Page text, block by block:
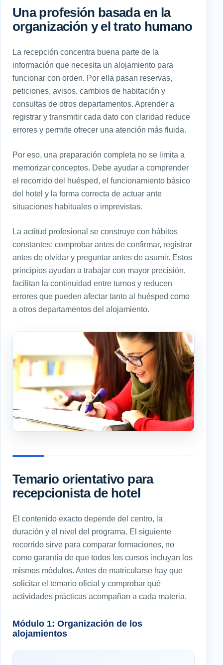
Una profesión basada en la
organización y el trato humano
La recepción concentra buena parte de la
información que necesita un alojamiento para
funcionar con orden. Por ella pasan reservas,
peticiones, avisos, cambios de habitación y
consultas de otros departamentos. Aprender a
registrar y transmitir cada dato con claridad reduce
errores y permite ofrecer una atención más fluida.
Por eso, una preparación completa no se limita a
memorizar conceptos. Debe ayudar a comprender
el recorrido del huésped, el funcionamiento básico
del hotel y la forma correcta de actuar ante
situaciones habituales o imprevistas.
La actitud profesional se construye con hábitos
constantes: comprobar antes de confirmar, registrar
antes de olvidar y preguntar antes de asumir. Estos
principios ayudan a trabajar con mayor precisión,
facilitan la continuidad entre turnos y reducen
errores que pueden afectar tanto al huésped como
a otros departamentos del alojamiento.
Temario orientativo para
recepcionista de hotel
El contenido exacto depende del centro, la
duración y el nivel del programa. El siguiente
recorrido sirve para comparar formaciones, no
como garantía de que todos los cursos incluyan los
mismos módulos. Antes de matricularse hay que
solicitar el temario oficial y comprobar qué
actividades prácticas acompañan a cada materia.
Módulo 1: Organización de los
alojamientos